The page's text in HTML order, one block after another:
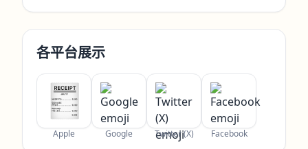
各平台展示
Apple Google Twitter (X) Facebook